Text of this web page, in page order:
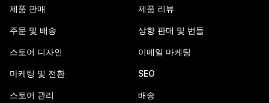
제품 판매
주문 및 배송
스토어 디자인
마케팅 및 전환
스토어 관리
제품 리뷰
상향 판매 및 번들
이메일 마케팅
SEO
배송